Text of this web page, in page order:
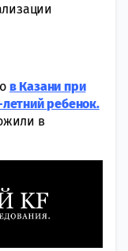
в Казани при
ребенок.
в